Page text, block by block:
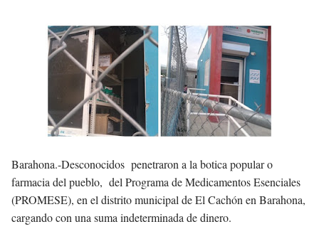
Barahona.-Desconocidos penetraron a la botica popular o
farmacia del pueblo, del Programa de Medicamentos Esenciales
(PROMESE), en el distrito municipal de El Cachón en Barahona,
cargando con una suma indeterminada de dinero.